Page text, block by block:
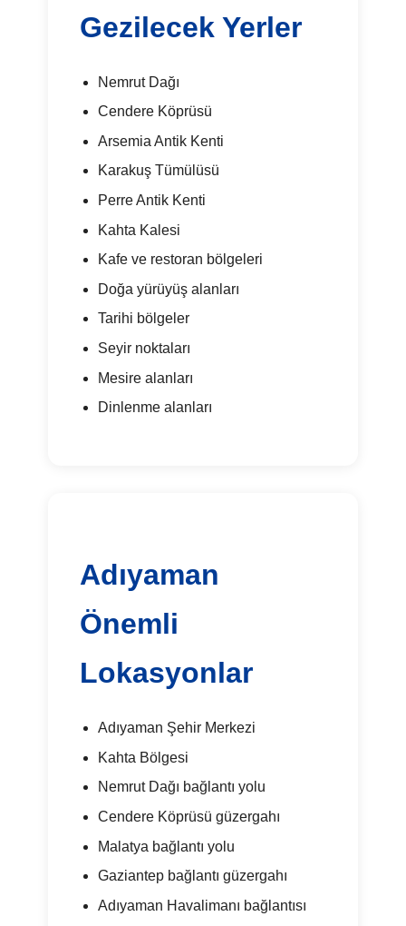
Gezilecek Yerler
Nemrut Dağı
Cendere Köprüsü
Arsemia Antik Kenti
Karakuş Tümülüsü
Perre Antik Kenti
Kahta Kalesi
Kafe ve restoran bölgeleri
Doğa yürüyüş alanları
Tarihi bölgeler
Seyir noktaları
Mesire alanları
Dinlenme alanları
Adıyaman
Önemli
Lokasyonlar
Adıyaman Şehir Merkezi
Kahta Bölgesi
Nemrut Dağı bağlantı yolu
Cendere Köprüsü güzergahı
Malatya bağlantı yolu
Gaziantep bağlantı güzergahı
Adıyaman Havalimanı bağlantısı